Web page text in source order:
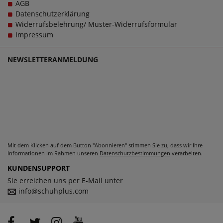
Damenschuhen in großen Größen glücklich zu machen,
denn schließlich sollen große Schuhe von Lotto für Damen
schlichtweg passen und dabei stets zu einem echten
Trageerlebnis werden.
AGB
Datenschutzerklärung
Widerrufsbelehrung/ Muster-Widerrufsformular
Impressum
NEWSLETTERANMELDUNG
Mit dem Klicken auf dem Button "Abonnieren" stimmen Sie zu, dass wir Ihre
Informationen im Rahmen unseren Datenschutzbestimmungen verarbeiten.
KUNDENSUPPORT
Sie erreichen uns per E-Mail unter
info@schuhplus.com